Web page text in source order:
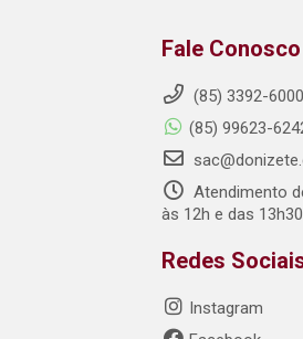
Fale Conosco
(85) 3392-6000
(85) 99623-
Atendimento
às 12h e das
Redes
Instagram